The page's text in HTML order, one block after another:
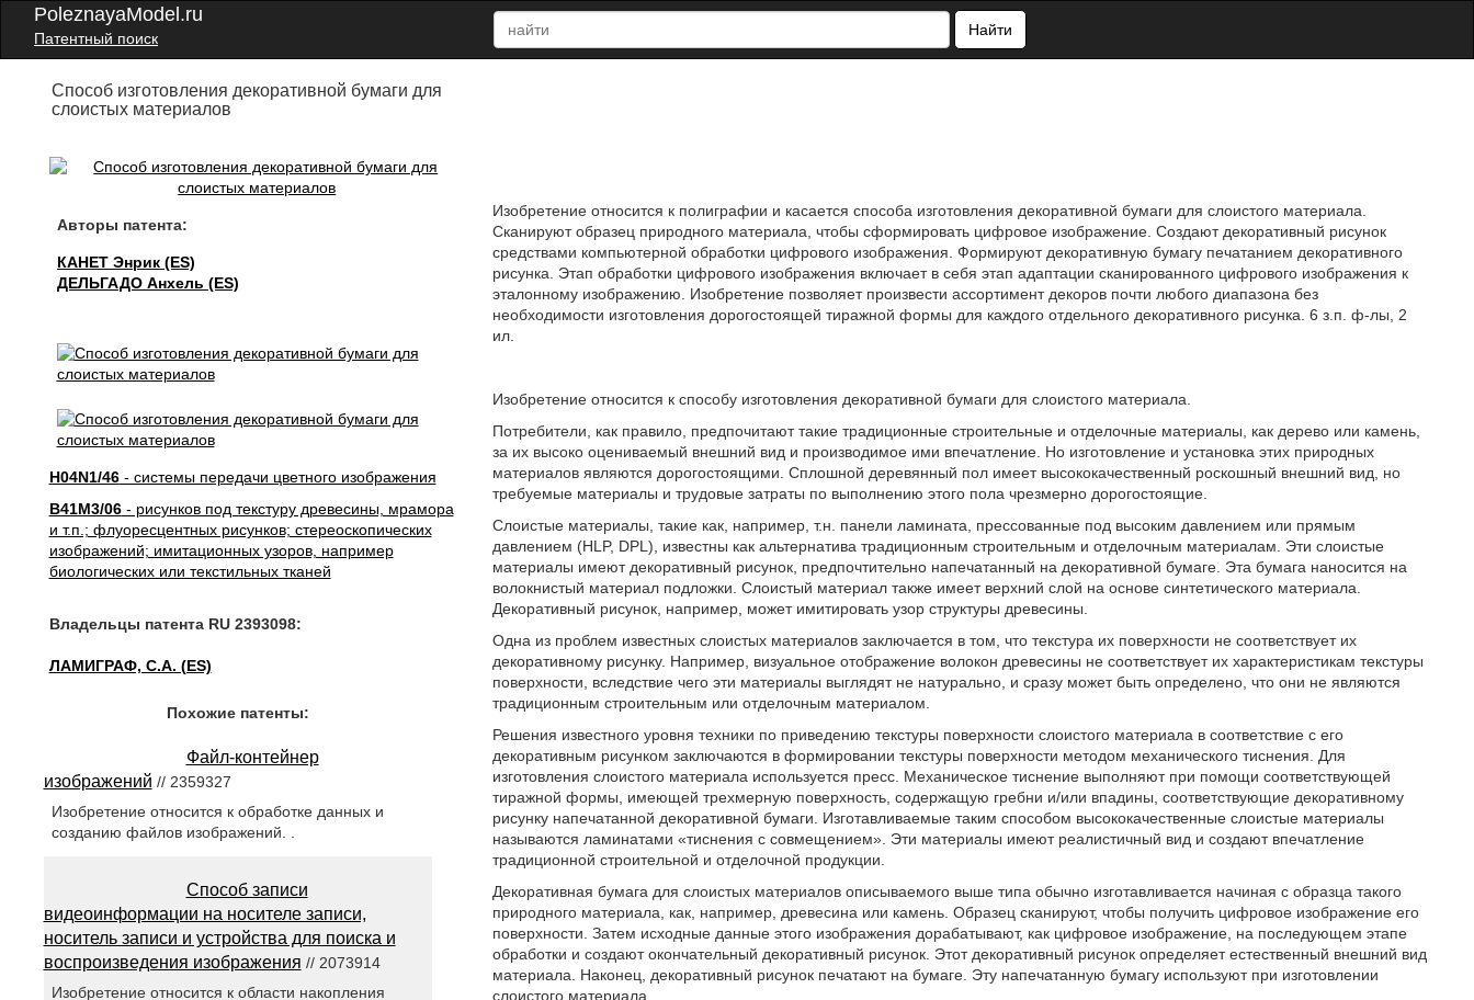
PoleznayaModel.ru
Патентный поиск
Найти
Способ изготовления декоративной бумаги для
слоистых материалов
Авторы патента:
КАНЕТ Энрик (ES)
ДЕЛЬГАДО Анхель (ES)
H04N1/46- системы передачи цветного изображения
B41M3/06- рисунков под текстуру древесины, мрамора
и т.п.; флуоресцентных рисунков; стереоскопических
изображений; имитационных узоров, например
биологических или текстильных тканей
Владельцы патента RU 2393098:
ЛАМИГРАФ, С.А. (ES)
Изобретение относится к полиграфии и касается способа изготовления декоративной бумаги для слоистого материала.
Сканируют образец природного материала, чтобы сформировать цифровое изображение. Создают декоративный рисунок
средствами компьютерной обработки цифрового изображения. Формируют декоративную бумагу печатанием декоративного
рисунка. Этап обработки цифрового изображения включает в себя этап адаптации сканированного цифрового изображения к
эталонному изображению. Изобретение позволяет произвести ассортимент декоров почти любого диапазона без
необходимости изготовления дорогостоящей тиражной формы для каждого отдельного декоративного рисунка. 6 з.п. ф-лы, 2
ил.
Изобретение относится к способу изготовления декоративной бумаги для слоистого материала.
Потребители, как правило, предпочитают такие традиционные строительные и отделочные материалы, как дерево или камень,
за их высоко оцениваемый внешний вид и производимое ими впечатление. Но изготовление и установка этих природных
материалов являются дорогостоящими. Сплошной деревянный пол имеет высококачественный роскошный внешний вид, но
требуемые материалы и трудовые затраты по выполнению этого пола чрезмерно дорогостоящие.
Слоистые материалы, такие как, например, т.н. панели ламината, прессованные под высоким давлением или прямым
давлением (HLP, DPL), известны как альтернатива традиционным строительным и отделочным материалам. Эти слоистые
материалы имеют декоративный рисунок, предпочтительно напечатанный на декоративной бумаге. Эта бумага наносится на
волокнистый материал подложки. Слоистый материал также имеет верхний слой на основе синтетического материала.
Декоративный рисунок, например, может имитировать узор структуры древесины.
Одна из проблем известных слоистых материалов заключается в том, что текстура их поверхности не соответствует их
декоративному рисунку. Например, визуальное отображение волокон древесины не соответствует их характеристикам текстуры
поверхности, вследствие чего эти материалы выглядят не натурально, и сразу может быть определено, что они не являются
традиционным строительным или отделочным материалом.
Решения известного уровня техники по приведению текстуры поверхности слоистого материала в соответствие с его
декоративным рисунком заключаются в формировании текстуры поверхности методом механического тиснения. Для
изготовления слоистого материала используется пресс. Механическое тиснение выполняют при помощи соответствующей
тиражной формы, имеющей трехмерную поверхность, содержащую гребни и/или впадины, соответствующие декоративному
рисунку напечатанной декоративной бумаги. Изготавливаемые таким способом высококачественные слоистые материалы
называются ламинатами «тиснения с совмещением». Эти материалы имеют реалистичный вид и создают впечатление
традиционной строительной и отделочной продукции.
Декоративная бумага для слоистых материалов описываемого выше типа обычно изготавливается начиная с образца такого
природного материала, как, например, древесина или камень. Образец сканируют, чтобы получить цифровое изображение его
поверхности. Затем исходные данные этого изображения дорабатывают, как цифровое изображение, на последующем этапе
обработки и создают окончательный декоративный рисунок. Этот декоративный рисунок определяет естественный внешний вид
материала. Наконец, декоративный рисунок печатают на бумаге. Эту напечатанную бумагу используют при изготовлении
слоистого материала.
Похожие патенты:
Файл-контейнер
изображений // 2359327
Изобретение относится к обработке данных и
созданию файлов изображений. .
Способ записи
видеоинформации на носителе записи,
носитель записи и устройства для поиска и
воспроизведения изображения // 2073914
Изобретение относится к области накопления